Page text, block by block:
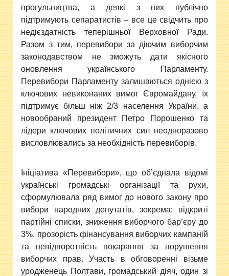
прогульництва, а деякі з них публічно
підтримують сепаратистів – все це свідчить про
недієздатність теперішньої Верховної Ради.
Разом з тим, перевибори за діючим виборчим
законодавством не зможуть дати якісного
оновлення українського Парламенту.
Перевибори Парламенту залишаються однією з
ключових невиконаних вимог Євромайдану, їх
підтримує більш ніж 2/3 населення України, а
новообраний президент Петро Порошенко та
лідери ключових політичних сил неодноразово
висловлювались за необхідність перевиборів.
Ініціатива «Перевибори», що об’єднала відомі
українські громадські організації та рухи,
сформулювала ряд вимог до нового закону про
вибори народних депутатів, зокрема: відкриті
партійні списки, зниження виборчого бар’єру до
3%, прозорість фінансування виборчих кампаній
та невідворотність покарання за порушення
виборчих прав. Участь в обговоренні візьме
уродженець Полтави, громадський діяч, один зі